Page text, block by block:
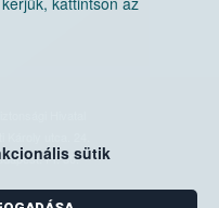
sütik
Hivatal
Pf. 30.